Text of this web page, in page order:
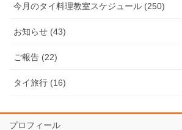
今月のタイ料理教室スケジュール (250)
お知らせ (43)
ご報告 (22)
タイ旅行 (16)
プロフィール